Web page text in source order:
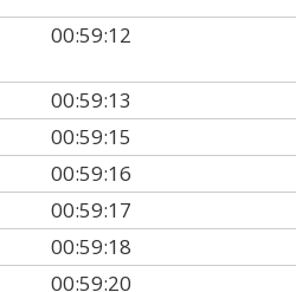
00:59:12
00:59:13
00:59:15
00:59:16
00:59:17
00:59:18
00:59:20